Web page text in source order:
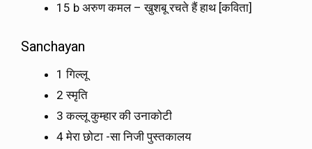
15 b अरुण कमल – खुशबू रचते हैं हाथ [कविता]
Sanchayan
1 गिल्लू
2 स्मृति
3 कल्लू कुम्हार की उनाकोटी
4 मेरा छोटा -सा निजी पुस्तकालय